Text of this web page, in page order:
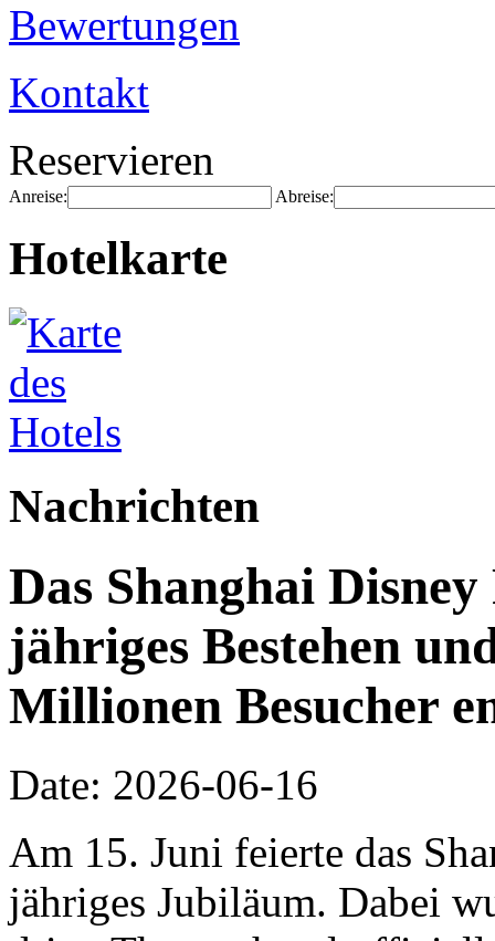
Bewertungen
Kontakt
Reservieren
Anreise: Abreise:
Hotelkarte
Nachrichten
Das Shanghai
jähriges Bestehen
Millionen Besucher
Date: 2026-06-16
Am 15. Juni feierte das
jähriges Jubiläum. Dabei